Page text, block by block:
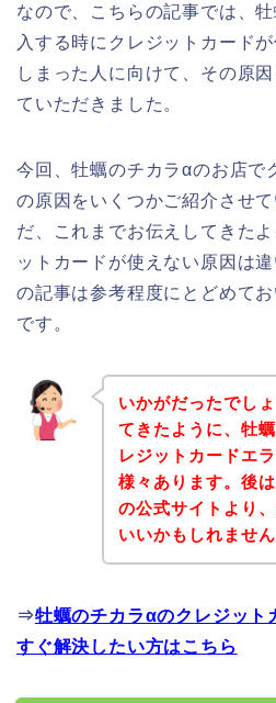
なので、こちらの記事では、
入する時にクレジットカード
しまった人に向けて、その原
ていただきました。
今回、牡蠣のチカラαのお店で
の原因をいくつかご紹介させ
だ、これまでお伝えしてきた
ットカードが使えない原因は
の記事は参考程度にとどめて
です。
いかがだったでし
てきたように、牡
レジットカードエ
様々あります。後
の公式サイトより
いいかもしれません
⇒牡蠣のチカラαのクレジット
すぐ解決したい方はこちら